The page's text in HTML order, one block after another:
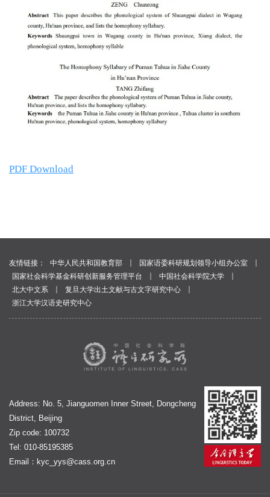
PDF Download
友情链接： 中华人民共和国教育部 国家语委科研规划领导小组办公室
国家社会科学基金科研创新服务管理平台
中国社会科学院大学
北大中文系
复旦大学出土文献与古文字研究中心
浙江大学汉语史研究中心
Address: No. 5, Jianguomen Inner Street, Dongcheng
District, Beijing
Zip code: 100732
Tel: 010-85195385
Email： kyc_yys@cass.org.cn